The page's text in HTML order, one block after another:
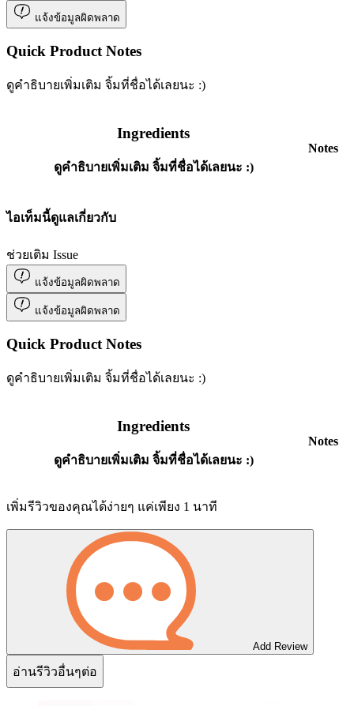
แจ้งข้อมูลผิดพลาด
Quick Product Notes
ดูคำธิบายเพิ่มเติม จิ้มที่ชื่อได้เลยนะ :)
Ingredients
ดูคำธิบายเพิ่มเติม จิ้มที่ชื่อได้เลยนะ :)
Notes
ไอเท็มนี้ดูแลเกี่ยวกับ
ช่วยเติม Issue
แจ้งข้อมูลผิดพลาด
แจ้งข้อมูลผิดพลาด
Quick Product Notes
ดูคำธิบายเพิ่มเติม จิ้มที่ชื่อได้เลยนะ :)
Ingredients
ดูคำธิบายเพิ่มเติม จิ้มที่ชื่อได้เลยนะ :)
Notes
เพิ่มรีวิวของคุณได้ง่ายๆ แค่เพียง 1 นาที
Add Review
อ่านรีวิวอื่นๆต่อ